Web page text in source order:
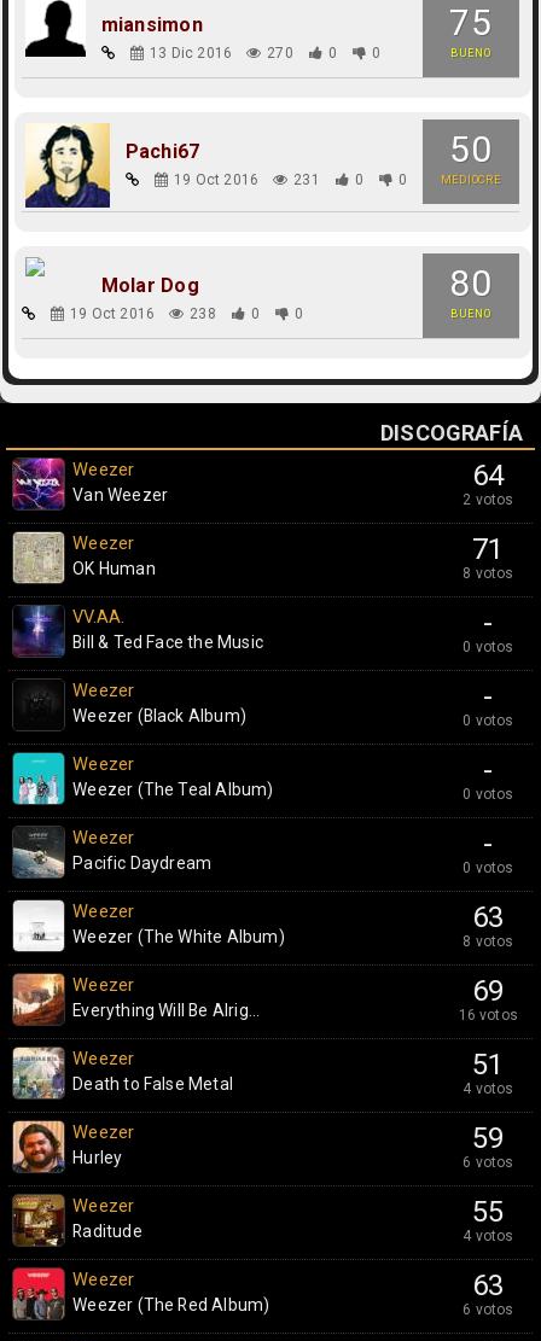
75
BUENO
miansimon
13 Dic 2016 270 0 0
50
MEDIOCRE
Pachi67
19 Oct 2016 231 0 0
80
BUENO
Molar Dog
19 Oct 2016 238 0 0
DISCOGRAFÍA
64
2 votos
Weezer
Van Weezer
71
8 votos
Weezer
OK Human
-
0 votos
VV.AA.
Bill & Ted Face the Music
-
0 votos
Weezer
Weezer (Black Album)
-
0 votos
Weezer
Weezer (The Teal Album)
-
0 votos
Weezer
Pacific Daydream
63
8 votos
Weezer
Weezer (The White Album)
69
16 votos
Weezer
Everything Will Be Alrig...
51
4 votos
Weezer
Death to False Metal
59
6 votos
Weezer
Hurley
55
4 votos
Weezer
Raditude
63
6 votos
Weezer
Weezer (The Red Album)